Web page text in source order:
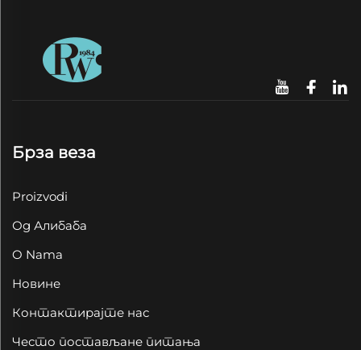
Брза веза
Proizvodi
Од Алибаба
O Nama
Новине
Контактирајте нас
Често постављане питања